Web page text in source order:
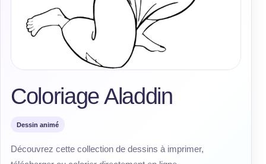
Coloriage Aladdin
Dessin animé
Découvrez cette collection de dessins à imprimer,